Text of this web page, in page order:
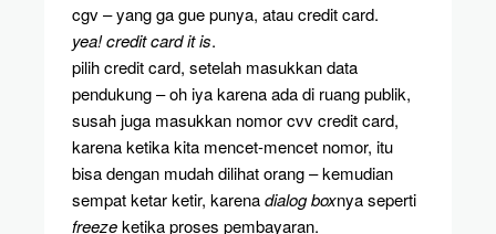
cgv – yang ga gue punya, atau credit card.
yea! credit card it is.
pilih credit card, setelah masukkan data
pendukung – oh iya karena ada di ruang publik,
susah juga masukkan nomor cvv credit card,
karena ketika kita mencet-mencet nomor, itu
bisa dengan mudah dilihat orang – kemudian
sempat ketar ketir, karenadialog boxnya seperti
freezeketika proses pembayaran.